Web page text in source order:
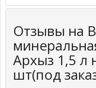
Отзывы на
Архыз 1,5 л
шт(под